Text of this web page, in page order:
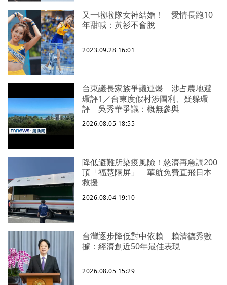
又一啦啦隊女神結婚！ 愛情長跑10
年甜喊：黃衫不會脫
2023.09.28 16:01
台東議長家族爭議連爆 涉占農地避
環評1／台東度假村涉圖利、疑躲環
評 吳秀華爭議：概無參與
2026.08.05 18:55
降低避難所染疫風險！慈濟再急調200
頂「福慧隔屏」 華航免費直飛日本
救援
2026.08.04 19:10
台灣逐步降低對中依賴 賴清德秀數
據：經濟創近50年最佳表現
2026.08.05 15:29